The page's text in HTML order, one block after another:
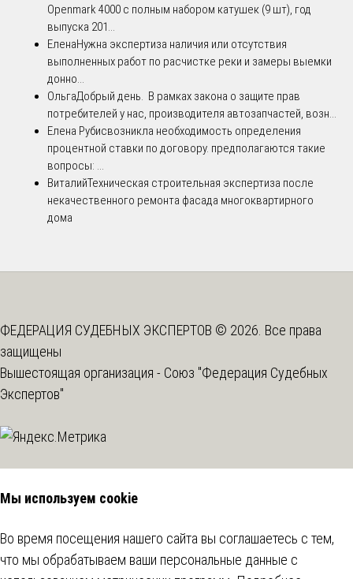
Openmark 4000 с полным набором катушек (9 шт), год
выпуска 201...
ЕленаНужна экспертиза наличия или отсутствия
выполненных работ по расчистке реки и замеры выемки
донно...
ОльгаДобрый день. В рамках закона о защите прав
потребителей у нас, производителя автозапчастей, возн...
Елена Рубисвозникла необходимость определения
процентной ставки по договору. предполагаются такие
вопросы: ...
ВиталийТехническая строительная экспертиза после
некачественного ремонта фасада многоквартирного
дома
ФЕДЕРАЦИЯ СУДЕБНЫХ ЭКСПЕРТОВ © 2026. Все права
защищены
Вышестоящая организация - Союз "Федерация Судебных
Экспертов"
Мы используем cookie
Во время посещения нашего сайта вы соглашаетесь с тем,
что мы обрабатываем ваши персональные данные с